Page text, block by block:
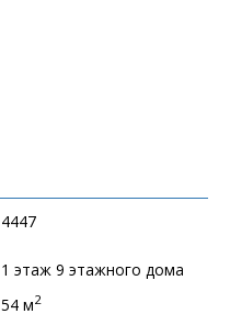
4447
1 этаж 9 этажного дома
54 м2